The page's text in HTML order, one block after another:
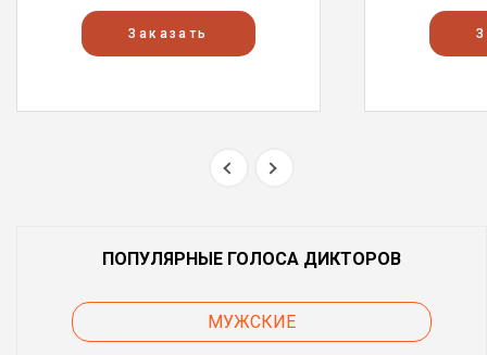
Заказать
ПОПУЛЯРНЫЕ ГОЛОСА ДИКТОРОВ
МУЖСКИЕ